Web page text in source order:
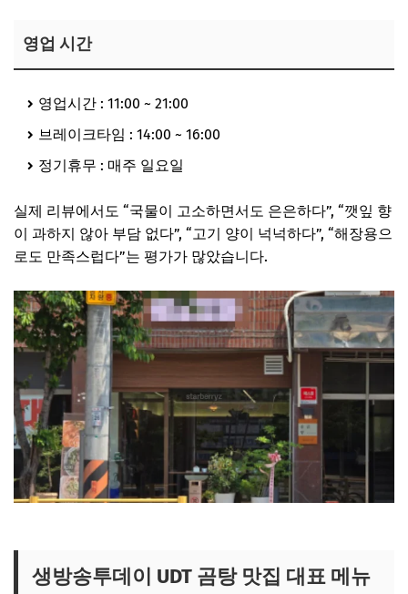
영업 시간
영업시간 : 11:00 ~ 21:00
브레이크타임 : 14:00 ~ 16:00
정기휴무 : 매주 일요일
실제 리뷰에서도 “국물이 고소하면서도 은은하다”, “깻잎 향
이 과하지 않아 부담 없다”, “고기 양이 넉넉하다”, “해장용으
로도 만족스럽다”는 평가가 많았습니다.
생방송투데이 UDT 곰탕 맛집 대표 메뉴